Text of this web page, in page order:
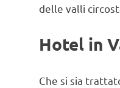
delle valli
Hotel in
Che si sia